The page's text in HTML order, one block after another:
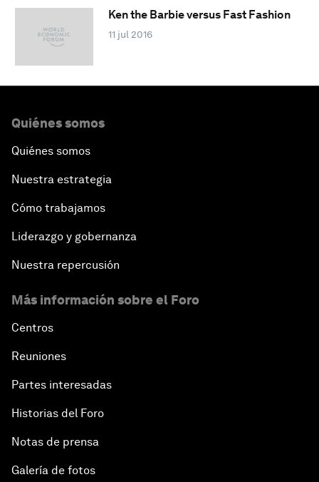
Ken the Barbie versus Fast Fashion
11 jul 2016
Quiénes somos
Quiénes somos
Nuestra estrategia
Cómo trabajamos
Liderazgo y gobernanza
Nuestra repercusión
Más información sobre el Foro
Centros
Reuniones
Partes interesadas
Historias del Foro
Notas de prensa
Galería de fotos